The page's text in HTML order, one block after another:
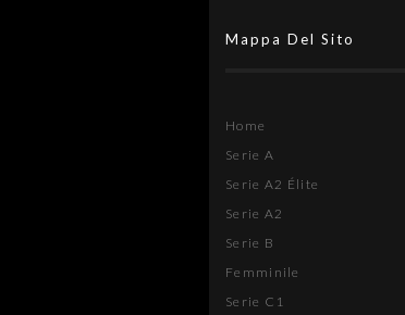
Mappa Del Sito
Home
Serie A
Serie A2 Élite
Serie A2
Serie B
Femminile
Serie C1